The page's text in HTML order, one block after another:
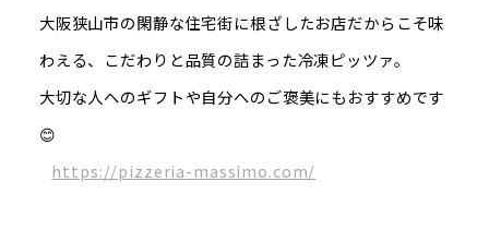
大阪狭山市の閑静な住宅街に根ざしたお店だからこそ味
わえる、こだわりと品質の詰まった冷凍ピッツァ。
大切な人へのギフトや自分へのご褒美にもおすすめです
😊
https://pizzeria-massimo.com/